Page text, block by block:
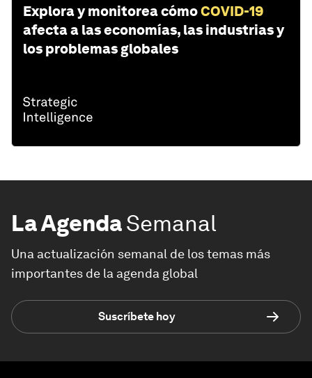
Explora y monitorea cómoCOVID-19
afecta a las economías, las industrias y
los problemas globales
La AgendaSemanal
Una actualización semanal de los temas más
importantes de la agenda global
Suscríbete hoy